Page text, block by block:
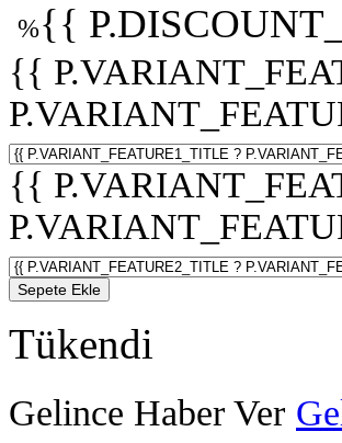
%{{
{{
{{
Sepete Ekle
Tükendi
Gelince Haber Ver